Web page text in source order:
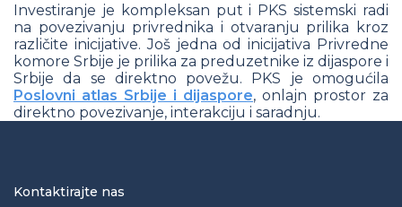
Investiranje je kompleksan put i PKS sistemski radi
na povezivanju privrednika i otvaranju prilika kroz
različite inicijative. Još jedna od inicijativa Privredne
komore Srbije je prilika za preduzetnike iz dijaspore i
Srbije da se direktno povežu. PKS je omogućila
Poslovni atlas Srbije i dijaspore, onlajn prostor za
direktno povezivanje, interakciju i saradnju.
Kontaktirajte nas